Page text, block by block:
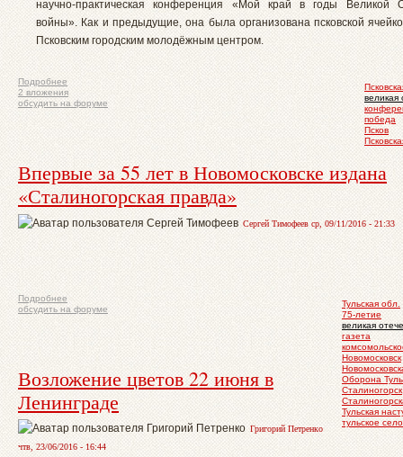
научно-практическая конференция «Мой край в годы Великой
войны». Как и предыдущие, она была организована псковской
Псковским городским молодёжным центром.
великая
победа
Псков
Подробнее
2 вложения
обсудить на форуме
Впервые за 55 лет в Новомосковске издана
«Сталиногорская правда»
Сергей Тимофеев ср, 09/11/2016 - 21:33
Тульская обл.
75-летие
великая
газета
Новомосковск
Оборона
Сталиногорск
Тульская
тульское село
Подробнее
обсудить на форуме
Возложение цветов 22 июня в
Ленинграде
Григорий Петренко
чтв, 23/06/2016 - 16:44